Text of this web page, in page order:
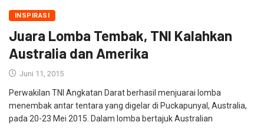
INSPIRASI
Juara Lomba Tembak, TNI Kalahkan
Australia dan Amerika
Juni 11, 2015
Perwakilan TNI Angkatan Darat berhasil menjuarai lomba
menembak antar tentara yang digelar di Puckapunyal, Australia,
pada 20-23 Mei 2015. Dalam lomba bertajuk Australian